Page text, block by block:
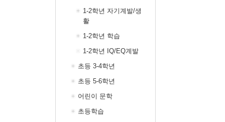
1-2학년 자기계발/생
활
1-2학년 학습
1-2학년 IQ/EQ계발
초등 3-4학년
초등 5-6학년
어린이 문학
초등학습